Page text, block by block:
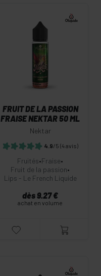
FRUIT DE LA PASSION
FRAISE NEKTAR 50 ML
Nektar
4.9/5 (4 avis)
Fruités•Fraise•
Fruit de la passion•
Lips - Le French Liquide
dès 9.27 €
achat en volume